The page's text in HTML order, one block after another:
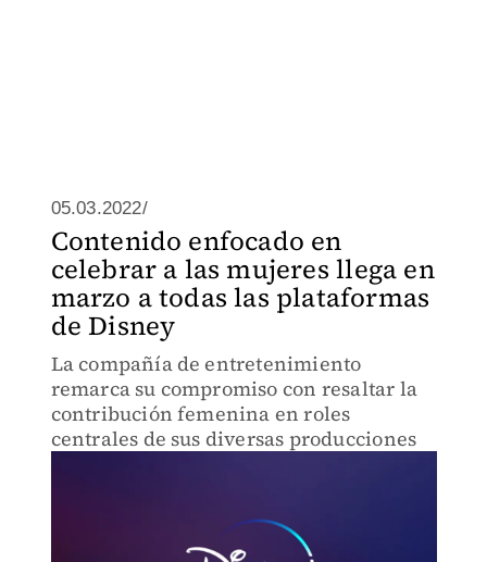
05.03.2022/
Contenido enfocado en
celebrar a las mujeres llega en
marzo a todas las plataformas
de Disney
La compañía de entretenimiento
remarca su compromiso con resaltar la
contribución femenina en roles
centrales de sus diversas producciones